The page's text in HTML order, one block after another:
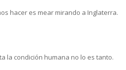
hacer es mear mirando a Inglaterra.
la condición humana no lo es tanto.